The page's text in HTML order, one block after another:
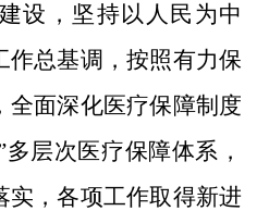
设，坚持以人民为中
作总基调，按照有力保
全面深化医疗保障制度
多层次医疗保障体系，
实，各项工作取得新进